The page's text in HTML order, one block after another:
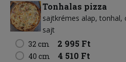
Tonhalas pizza
sajtkrémes alap tonhal
sajt
32 cm
2 995 Ft
40 cm 4 510 Ft